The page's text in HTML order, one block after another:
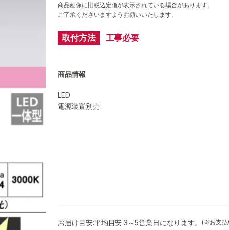
商品画像に旧税込定価が表示されている場合があります。
ご了承くださいますようお願いいたします。
取付方法 工事必要
お届け目安:平均目安 3～5営業日になります。 (※お支払
商品情報
LED
電源装置別売